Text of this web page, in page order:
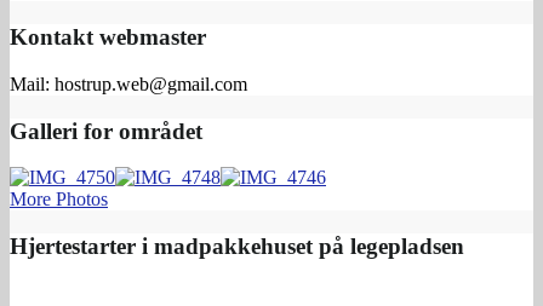
Kontakt webmaster
Mail: hostrup.web@gmail.com
Galleri for området
More Photos
Hjertestarter i madpakkehuset på legepladsen